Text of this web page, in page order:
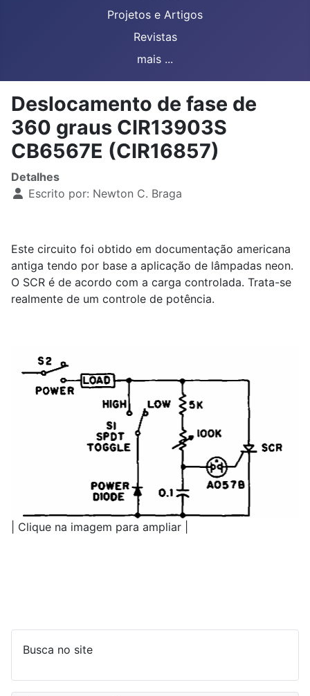
Projetos e Artigos
Revistas
mais ...
Deslocamento de fase de
360 graus CIR13903S
CB6567E (CIR16857)
Detalhes
Escrito por: Newton C. Braga
Este circuito foi obtido em documentação americana
antiga tendo por base a aplicação de lâmpadas neon.
O SCR é de acordo com a carga controlada. Trata-se
realmente de um controle de potência.
| Clique na imagem para ampliar |
Busca no site